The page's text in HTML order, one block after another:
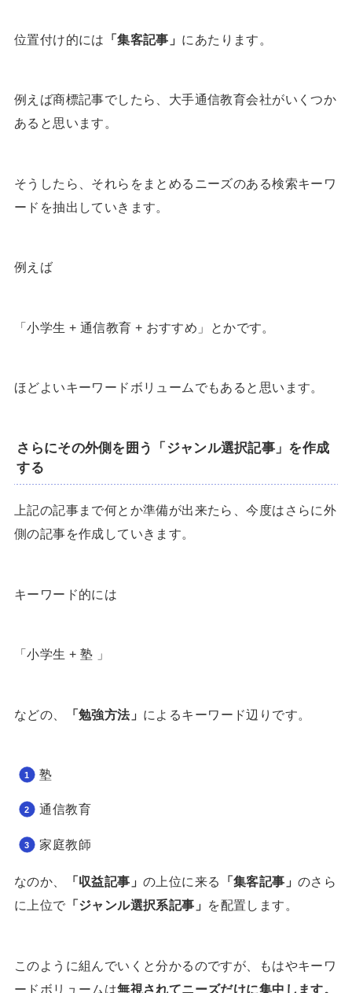
位置付け的には 「集客記事」 にあたります。
例えば商標記事でしたら、大手通信教育会社がいくつか
あると思います。
そうしたら、それらをまとめるニーズのある検索キーワ
ードを抽出していきます。
例えば
「小学生 + 通信教育 + おすすめ」とかです。
ほどよいキーワードボリュームでもあると思います。
さらにその外側を囲う「ジャンル選択記事」を作成
する
上記の記事まで何とか準備が出来たら、今度はさらに外
側の記事を作成していきます。
キーワード的には
「小学生 + 塾 」
などの、 「勉強方法」 によるキーワード辺りです。
塾
通信教育
家庭教師
なのか、 「収益記事」の上位に来る 「集客記事」のさら
に上位で 「ジャンル選択系記事」 を配置します。
このように組んでいくと分かるのですが、もはやキーワ
ードボリュームは無視されてニーズだけに集中します。